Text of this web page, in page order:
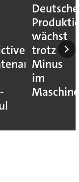
Deutsche
wächst
trotz
Minus
im